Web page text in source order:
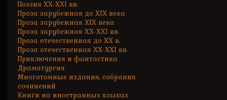
Поэзия XX-XXI вв.
Проза зарубежная до XIX века
Проза зарубежная XIX века
Проза зарубежная XX-XXI вв.
Проза отечественная до XX в.
Проза отечественная XX-XXI вв.
Приключения и фантастика
Драматургия
Многотомные издания, собрания
сочинений
Книги на иностранных языках